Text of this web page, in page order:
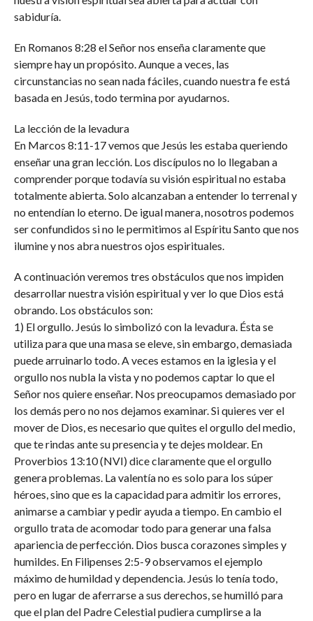
sabiduría.
En Romanos 8:28 el Señor nos enseña claramente que
siempre hay un propósito. Aunque a veces, las
circunstancias no sean nada fáciles, cuando nuestra fe está
basada en Jesús, todo termina por ayudarnos.
La lección de la levadura
En Marcos 8:11-17 vemos que Jesús les estaba queriendo
enseñar una gran lección. Los discípulos no lo llegaban a
comprender porque todavía su visión espiritual no estaba
totalmente abierta. Solo alcanzaban a entender lo terrenal y
no entendían lo eterno. De igual manera, nosotros podemos
ser confundidos si no le permitimos al Espíritu Santo que nos
ilumine y nos abra nuestros ojos espirituales.
A continuación veremos tres obstáculos que nos impiden
desarrollar nuestra visión espiritual y ver lo que Dios está
obrando. Los obstáculos son:
1) El orgullo. Jesús lo simbolizó con la levadura. Ésta se
utiliza para que una masa se eleve, sin embargo, demasiada
puede arruinarlo todo. A veces estamos en la iglesia y el
orgullo nos nubla la vista y no podemos captar lo que el
Señor nos quiere enseñar. Nos preocupamos demasiado por
los demás pero no nos dejamos examinar. Si quieres ver el
mover de Dios, es necesario que quites el orgullo del medio,
que te rindas ante su presencia y te dejes moldear. En
Proverbios 13:10 (NVI) dice claramente que el orgullo
genera problemas. La valentía no es solo para los súper
héroes, sino que es la capacidad para admitir los errores,
animarse a cambiar y pedir ayuda a tiempo. En cambio el
orgullo trata de acomodar todo para generar una falsa
apariencia de perfección. Dios busca corazones simples y
humildes. En Filipenses 2:5-9 observamos el ejemplo
máximo de humildad y dependencia. Jesús lo tenía todo,
pero en lugar de aferrarse a sus derechos, se humilló para
que el plan del Padre Celestial pudiera cumplirse a la